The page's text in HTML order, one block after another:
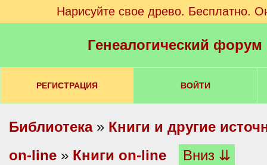
Нарисуйте свое древо. Бесплатно.
Генеалогический
РЕГИСТРАЦИЯ ВОЙТИ
Библиотека» Книги и другие
on-line » Книги on-line Вниз ⇊